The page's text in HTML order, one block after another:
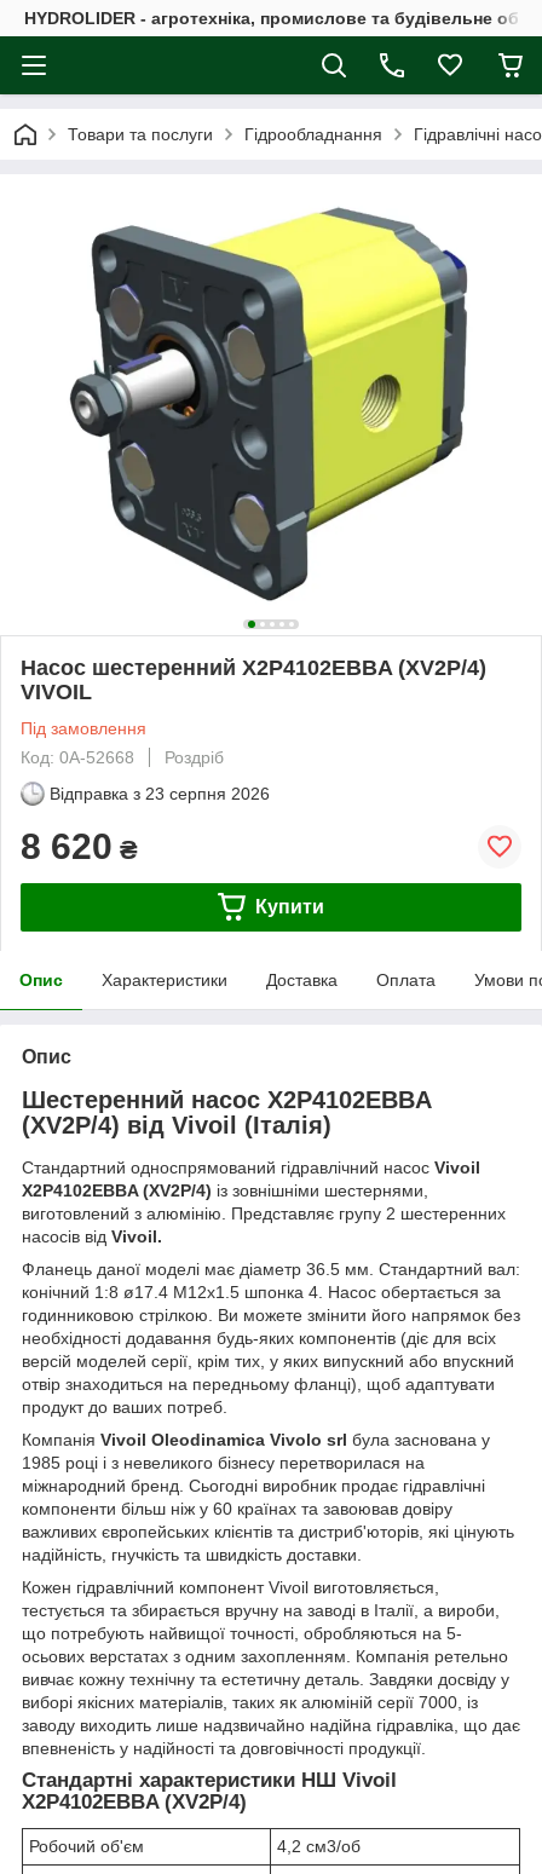
HYDROLIDER - агротехніка, промислове та будівельне
Товари та послуги Гідрообладнання Гідравлічні
Насос шестеренний X2P4102EBBA (XV2P/4)
VIVOIL
Під замовлення
Код: 0А-52668
Роздріб
Відправка з 23 серпня 2026
8 620 ₴
Купити
Опис Характеристики Доставка Оплата Умови
Опис
Шестеренний насос X2P4102EBBA
(XV2P/4) від Vivoil (Італія)
Стандартний односпрямований гідравлічний насос Vivoil
X2P4102EBBA (XV2P/4) із зовнішніми шестернями,
виготовлений з алюмінію. Представляє групу 2 шестеренних
насосів від Vivoil.
Фланець даної моделі має діаметр 36.5 мм. Стандартний вал:
конічний 1:8 ø17.4 M12x1.5 шпонка 4. Насос обертається за
годинниковою стрілкою. Ви можете змінити його напрямок без
необхідності додавання будь-яких компонентів (діє для всіх
версій моделей серії, крім тих, у яких випускний або впускний
отвір знаходиться на передньому фланці), щоб адаптувати
продукт до ваших потреб.
Компанія Vivoil Oleodinamica Vivolo srl була заснована у
1985 році і з невеликого бізнесу перетворилася на
міжнародний бренд. Сьогодні виробник продає гідравлічні
компоненти більш ніж у 60 країнах та завоював довіру
важливих європейських клієнтів та дистриб'юторів, які цінують
надійність, гнучкість та швидкість доставки.
Кожен гідравлічний компонент Vivoil виготовляється,
тестується та збирається вручну на заводі в Італії, а вироби,
що потребують найвищої точності, обробляються на 5-
осьових верстатах з одним захопленням. Компанія ретельно
вивчає кожну технічну та естетичну деталь. Завдяки досвіду у
виборі якісних матеріалів, таких як алюміній серії 7000, із
заводу виходить лише надзвичайно надійна гідравліка, що дає
впевненість у надійності та довговічності продукції.
Стандартні характеристики НШ Vivoil
X2P4102EBBA (XV2P/4)
Робочий об'єм
4,2 см3/об